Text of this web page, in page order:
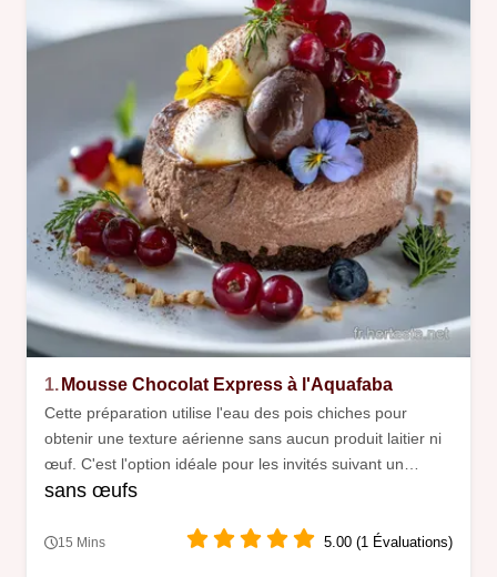
1. Mousse Chocolat Express à l'Aquafaba
Cette préparation utilise l'eau des pois chiches pour
obtenir une texture aérienne sans aucun produit laitier ni
œuf. C'est l'option idéale pour les invités suivant un
régime végétalien.
sans œufs
15 Mins 5.00 (1 Évaluations)